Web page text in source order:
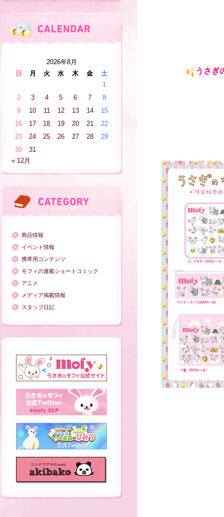
2026年8月
日
月 火 水 木 金
土
1
2
3 4 5 6 7
8
9
10 11 12 13 14
15
16
17 18 19 20 21
22
23
24 25 26 27 28
29
30
31
« 12月
商品情報
イベント情報
携帯用コンテンツ
モフィの連載ショートコミック
アニメ
メディア掲載情報
スタッフ日記
うさぎ